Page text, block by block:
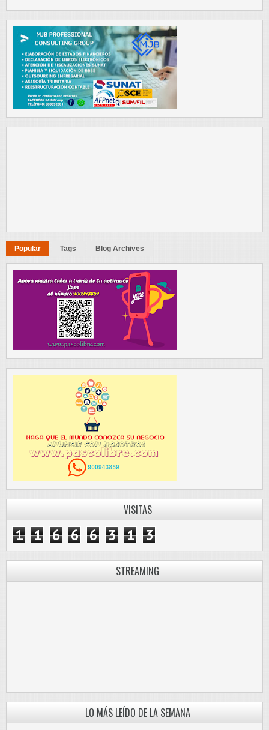
Popular Tags Blog Archives
VISITAS
1 1 6 6 6 3 1 3
STREAMING
LO MÁS LEÍDO DE LA SEMANA